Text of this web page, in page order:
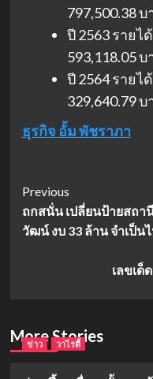
797,500.38 บ
ปี 2563 รายไ
593,118.05 บ
ปี 2564 รายไ
329,640.79 บ
ธุรกิจ อั้ม พัชราภา
Post
Navigation
Previous
ถกสนั่น เปลี่ยนป้ายสถา
วัฒน์ งบ 33 ล้าน จำเป็น
เลขเ
More Stories
ข่าว วาไรตี้